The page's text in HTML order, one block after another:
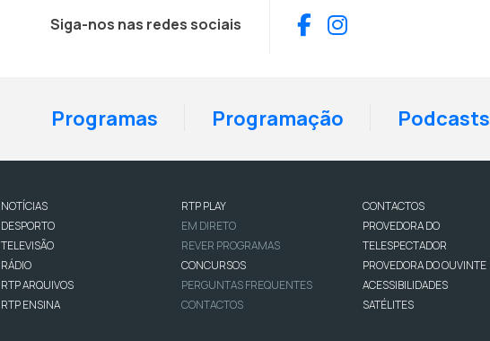
Siga-nos nas redes sociais Facebook
Instagram
Programas Programação Podcasts
NOTÍCIAS
DESPORTO
TELEVISÃO
RÁDIO
RTP ARQUIVOS
RTP ENSINA
RTP PLAY
EM DIRETO
REVER PROGRAMAS
CONCURSOS
PERGUNTAS FREQUENTES
CONTACTOS
CONTACTOS
PROVEDORA DO
TELESPECTADOR
PROVEDORA DO OUVINTE
ACESSIBILIDADES
SATÉLITES